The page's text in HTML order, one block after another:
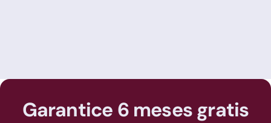
Garantice 6 meses gratis